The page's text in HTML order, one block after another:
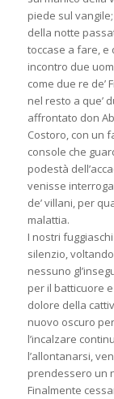
piede sul
della notte
toccase a fare, e
incontro due
come due re de’
nel resto a que’
affrontato don
Costoro, con un
console che
podestà
venisse
de’ villani, per
malattia.
I nostri
silenzio,
nessuno
per il batticuore
dolore della
nuovo oscuro
l’incalzare
l’allontanarsi,
prendessero un
Finalmente